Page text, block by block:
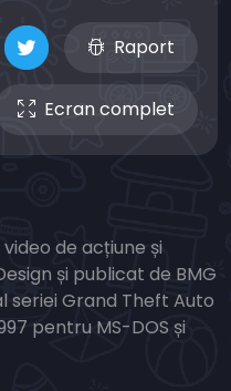
Raport
Ecran complet
de acțiune și
și publicat de BMG
seriei Grand Theft Auto
pentru MS-DOS și